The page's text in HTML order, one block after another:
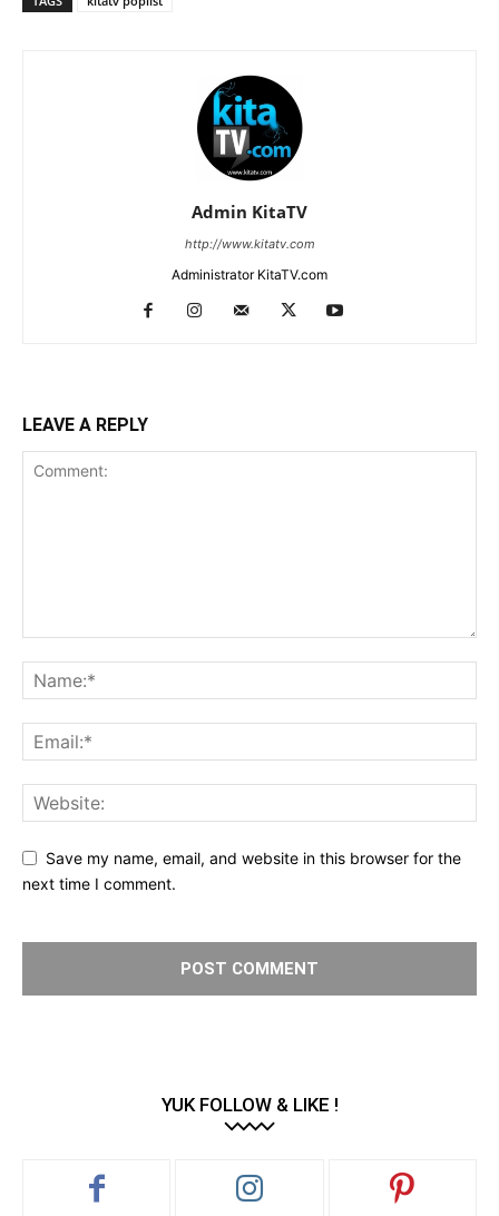
Admin KitaTV
http://www.kitatv.com
Administrator KitaTV.com
LEAVE A REPLY
Save my name, email, and website in this browser for the
next time I comment.
YUK FOLLOW & LIKE !